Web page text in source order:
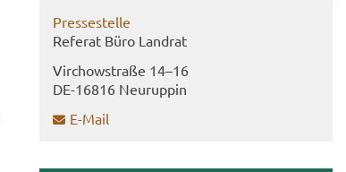
Pres­se­stel­le
Re­fe­rat Büro Land­rat
Virch­ow­stra­ße 14–16
DE-​16816 Neu­rup­pin
E-​Mail